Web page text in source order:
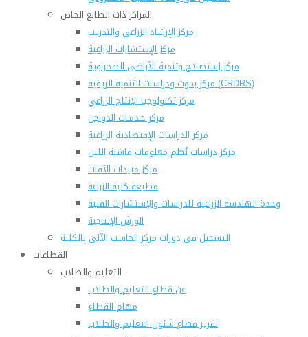
المراكز ذات الطابع الخاص
مركز الإرشاد الزراعي والتدريب
مركز الإستشارات الزراعية
مركز إستصلاح وتنمية الأراضى الصحراوية
مركز بحوث ودراسات التنمية الريفية (CRDRS)
مركز تكنولوجيا الإنتاج الزراعي
مركز خـدمـات الدواجن
مركز الدراسات الإقتصادية الزراعية
مركز دراسات نُظم معلومات ماشية اللبن
مركز مبيدات الآفات
مطبعة كلية الزراعة
وحدة الهندسة الزراعية للدراسات والإستشارات الفنية
الورش الإنتاجية
التسجيل في دورات مركز الحاسب الآلي بالكلية
القطاعات
التعليم والطلاب
عن قطاع التعليم والطلاب
مهام القطاع
تقرير قطاع شئون التعليم والطلاب